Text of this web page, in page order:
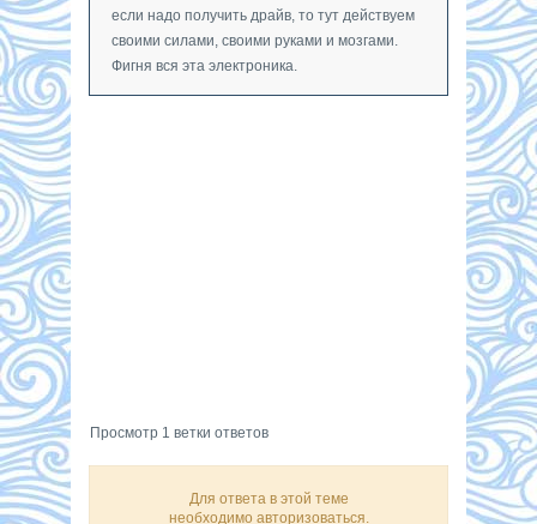
если надо получить драйв, то тут действуем
своими силами, своими руками и мозгами.
Фигня вся эта электроника.
Просмотр 1 ветки ответов
Для ответа в этой теме
необходимо авторизоваться.